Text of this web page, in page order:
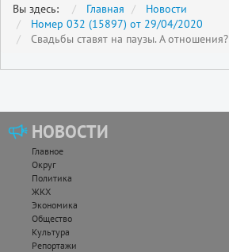
Вы здесь: Главная
Новости
Номер 032 (15897) от 29/04/2020
Свадьбы ставят на паузы. А отношения?
НОВОСТИ
Главное
Округ
Политика
ЖКХ
Экономика
Общество
Культура
Репортажи